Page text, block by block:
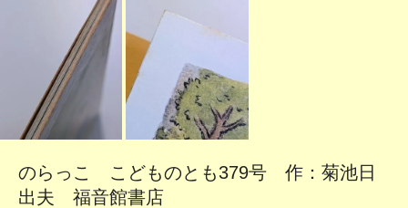
のらっこ こどものとも379号 作：菊池日
出夫 福音館書店